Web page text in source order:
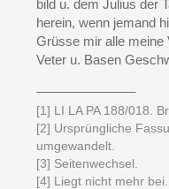
bild u. dem Julius der
herein, wenn jemand
Grüsse mir alle meine
Veter u. Basen
[1] LI LA PA 188/018.
[2] Ursprüngliche
umgewandelt.
[3] Seitenwechsel.
[4] Liegt nicht mehr bei.